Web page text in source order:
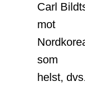
Carl
mot
som
helst,